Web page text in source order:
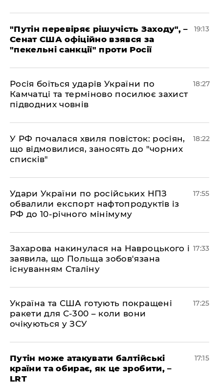
​"Путін перевіряє рішучість Заходу", –
Сенат США офіційно взявся за
"пекельні санкції" проти Росії
19:13
​Росія боїться ударів України по
Камчатці та терміново посилює захист
підводних човнів
18:27
​У РФ почалася хвиля повісток: росіян,
що відмовилися, заносять до "чорних
списків"
18:22
​Удари України по російських НПЗ
обвалили експорт нафтопродуктів із
РФ до 10-річного мінімуму
17:55
​Захарова накинулася на Навроцького і
заявила, що Польща зобов'язана
існуванням Сталіну
17:33
​Україна та США готують покращені
ракети для С-300 – коли вони
очікуються у ЗСУ
17:25
​Путін може атакувати балтійські
країни та обирає, як це зробити, –
LRT
17:15